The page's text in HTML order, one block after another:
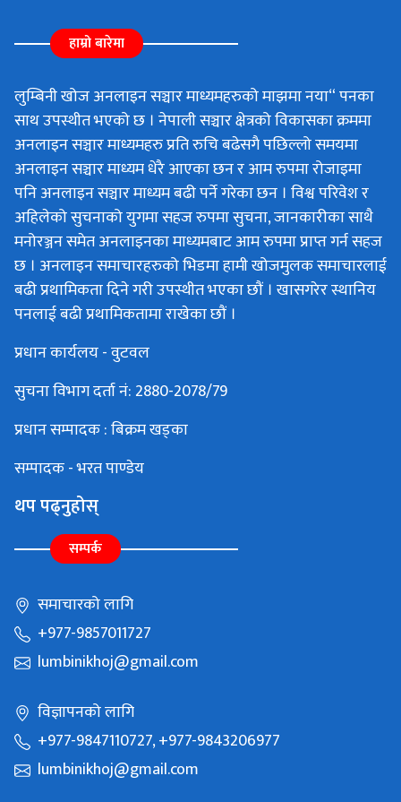
हाम्रो बारेमा
लुम्बिनी खोज अनलाइन सञ्चार माध्यमहरुको माझमा नया“ पनका
साथ उपस्थीत भएको छ । नेपाली सञ्चार क्षेत्रको विकासका क्रममा
अनलाइन सञ्चार माध्यमहरु प्रति रुचि बढेसगै पछिल्लो समयमा
अनलाइन सञ्चार माध्यम धेरै आएका छन र आम रुपमा रोजाइमा
पनि अनलाइन सञ्चार माध्यम बढी पर्ने गरेका छन । विश्व परिवेश र
अहिलेको सुचनाको युगमा सहज रुपमा सुचना, जानकारीका साथै
मनोरञ्जन समेत अनलाइनका माध्यमबाट आम रुपमा प्राप्त गर्न सहज
छ । अनलाइन समाचारहरुको भिडमा हामी खोजमुलक समाचारलाई
बढी प्रथामिकता दिने गरी उपस्थीत भएका छौं । खासगरेर स्थानिय
पनलाई बढी प्रथामिकतामा राखेका छौं ।
प्रधान कार्यलय - वुटवल
सुचना विभाग दर्ता नं: 2880-2078/79
प्रधान सम्पादक : बिक्रम खड्का
सम्पादक - भरत पाण्डेय
थप पढ्नुहोस्
सम्पर्क
समाचारको लागि
+977-9857011727
lumbinikhoj@gmail.com
विज्ञापनको लागि
+977-9847110727, +977-9843206977
lumbinikhoj@gmail.com